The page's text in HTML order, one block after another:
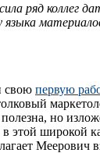
ряд коллег
свою первую
но
широкой
Меерович